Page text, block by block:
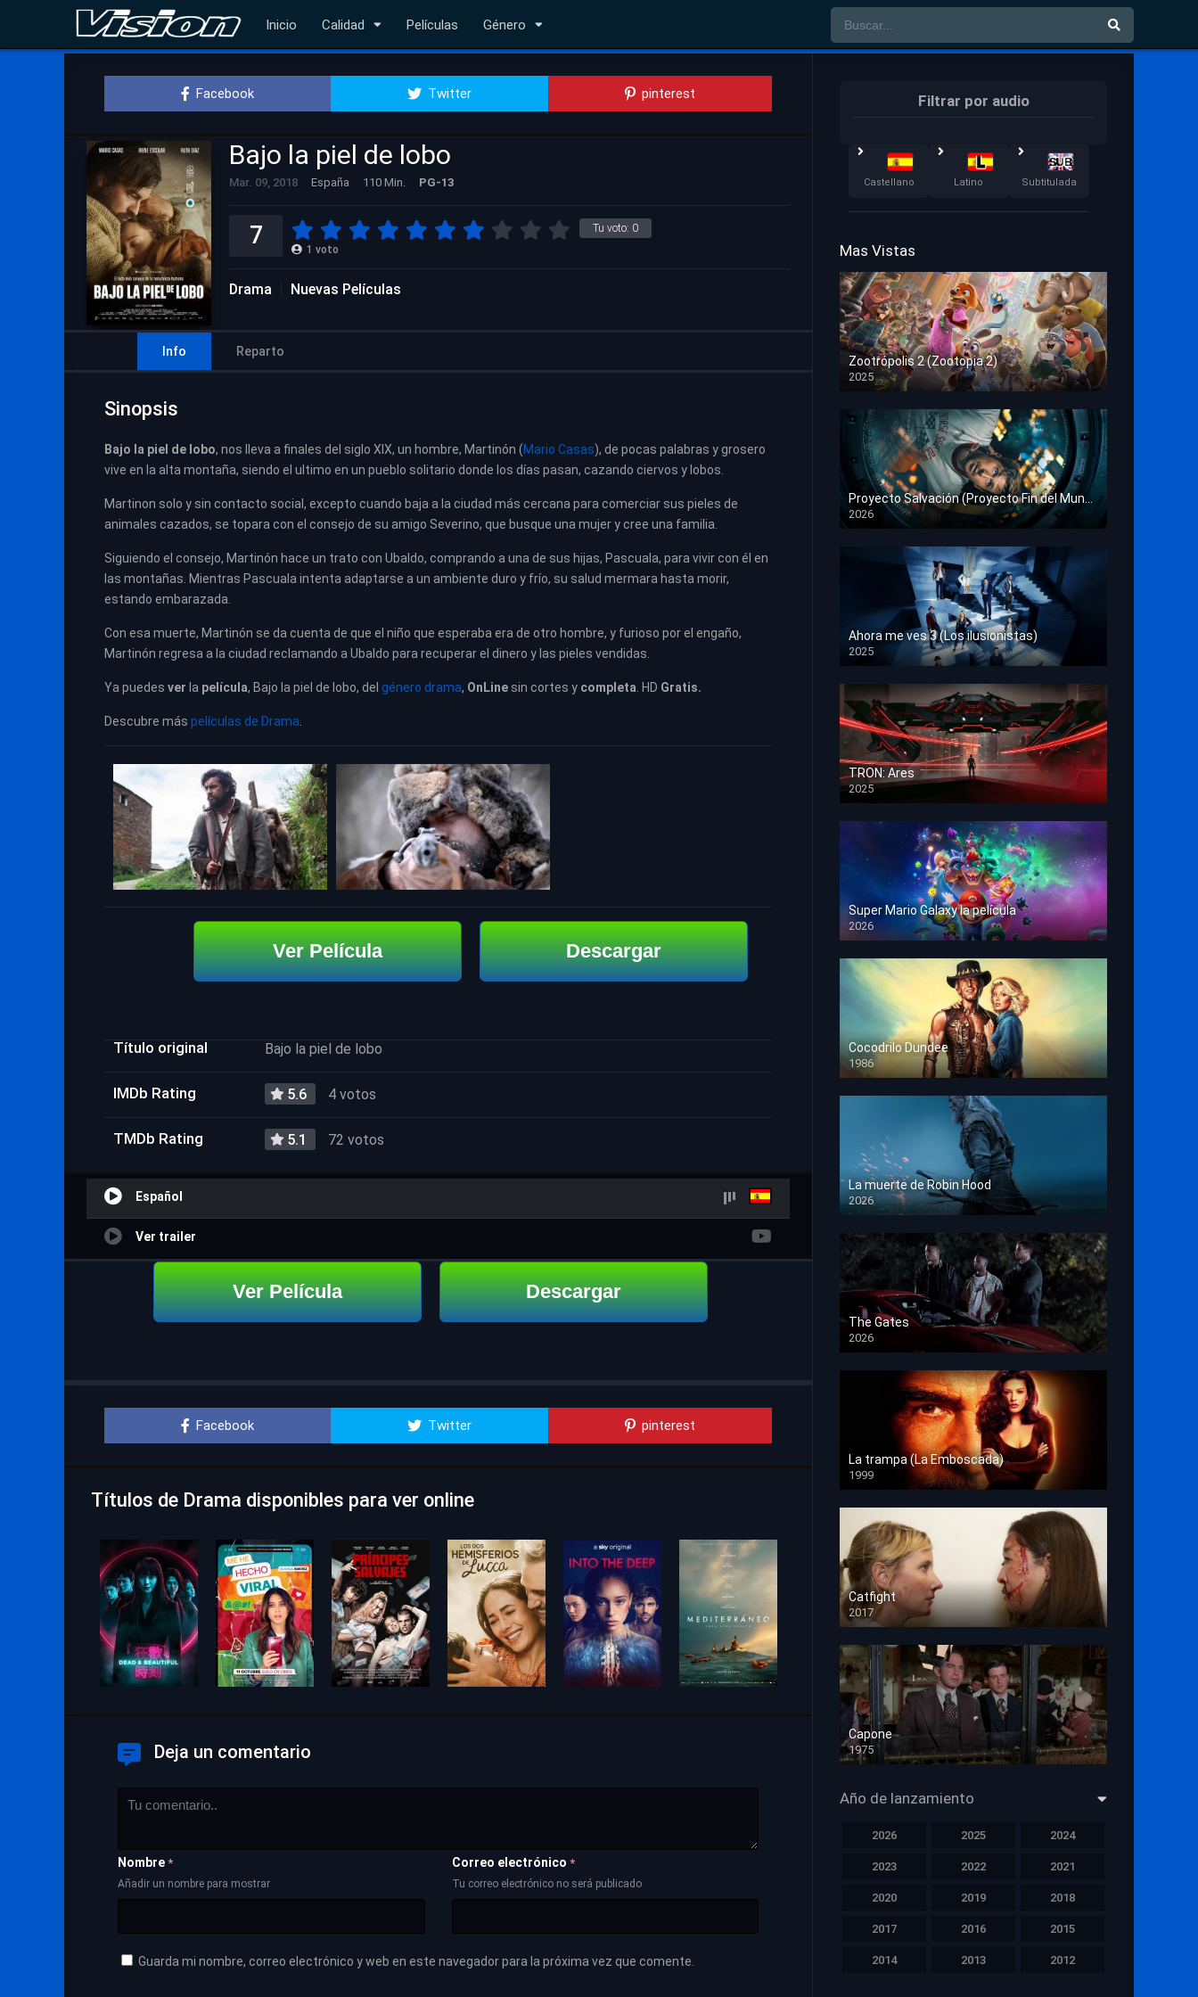
Inicio Calidad Películas Género
Facebook Twitter pinterest
Bajo la piel de lobo
Mar. 09, 2018 España 110 Min. PG-13
Tu voto: 0
7 1 voto
Drama Nuevas Películas
Info Reparto
Sinopsis
Bajo la piel de lobo, nos lleva a finales del siglo XIX, un hombre, Martinón (Mario Casas), de pocas palabras y grosero
vive en la alta montaña, siendo el ultimo en un pueblo solitario donde los días pasan, cazando ciervos y lobos.
Martinon solo y sin contacto social, excepto cuando baja a la ciudad más cercana para comerciar sus pieles de
animales cazados, se topara con el consejo de su amigo Severino, que busque una mujer y cree una familia.
Siguiendo el consejo, Martinón hace un trato con Ubaldo, comprando a una de sus hijas, Pascuala, para vivir con él en
las montañas. Mientras Pascuala intenta adaptarse a un ambiente duro y frío, su salud mermara hasta morir,
estando embarazada.
Con esa muerte, Martinón se da cuenta de que el niño que esperaba era de otro hombre, y furioso por el engaño,
Martinón regresa a la ciudad reclamando a Ubaldo para recuperar el dinero y las pieles vendidas.
Ya puedes ver la película, Bajo la piel de lobo, del género drama, OnLine sin cortes y completa . HD Gratis.
Descubre más películas de Drama
Ver Película Descargar
Título original Bajo la piel de lobo
IMDb Rating 5.6 4 votos
TMDb Rating 5.1 72 votos
Español
Ver trailer
Ver Película Descargar
Facebook Twitter pinterest
Títulos de Drama disponibles para ver online
Deja un comentario
Nombre *
Añadir un nombre para mostrar
Correo electrónico *
Tu correo electrónico no será publicado
Guarda mi nombre, correo electrónico y web en este navegador para la próxima vez que comente.
Filtrar por audio
Castellano Latino Subtitulada
Mas Vistas
Zootrópolis 2 (Zootopia 2)
2025
HD 1080p
Proyecto Salvación (Proyecto Fin del Mundo)
2026
HD 1080p
Ahora me ves 3 (Los ilusionistas)
2025
HD 1080p
TRON: Ares
2025
HD 1080p
Super Mario Galaxy la película
2026
HD 1080p
Cocodrilo Dundee
1986
HD 1080p
La muerte de Robin Hood
2026
HD 1080p
The Gates
2026
HD 1080p
La trampa (La Emboscada)
1999
HD 1080p
Catfight
2017
HD 720p
Capone
1975
HD 1080p
Año de lanzamiento
2026 2025 2024
2023 2022 2021
2020 2019 2018
2017 2016 2015
2014 2013 2012